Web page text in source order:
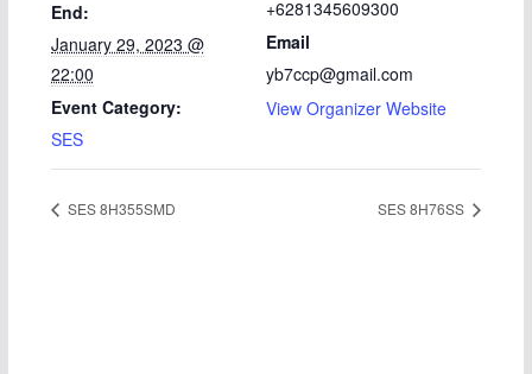
End:
January 29, 2023 @
22:00
Event Category:
SES
+6281345609300
Email
yb7ccp@gmail.com
View Organizer Website
SES 8H355SMD SES 8H76SS